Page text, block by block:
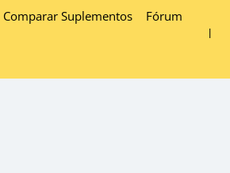
Comparar Suplementos Fórum